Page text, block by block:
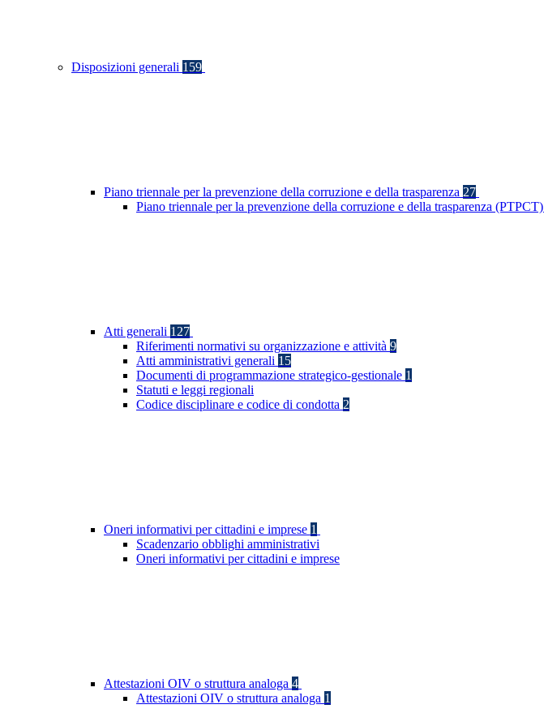
Disposizioni generali 159
Piano triennale per la prevenzione della corruzione e della trasparenza 27
Piano triennale per la prevenzione della corruzione e della trasparenza (PTPCT)
Atti generali 127
Riferimenti normativi su organizzazione e attività 9
Atti amministrativi generali 15
Documenti di programmazione strategico-gestionale 1
Statuti e leggi regionali
Codice disciplinare e codice di condotta 2
Oneri informativi per cittadini e imprese 1
Scadenzario obblighi amministrativi
Oneri informativi per cittadini e imprese
Attestazioni OIV o struttura analoga 4
Attestazioni OIV o struttura analoga 1